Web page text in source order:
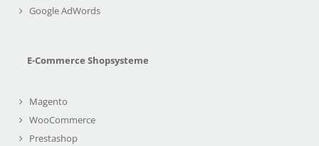
Google AdWords
E-Commerce Shopsysteme
Magento
WooCommerce
Prestashop